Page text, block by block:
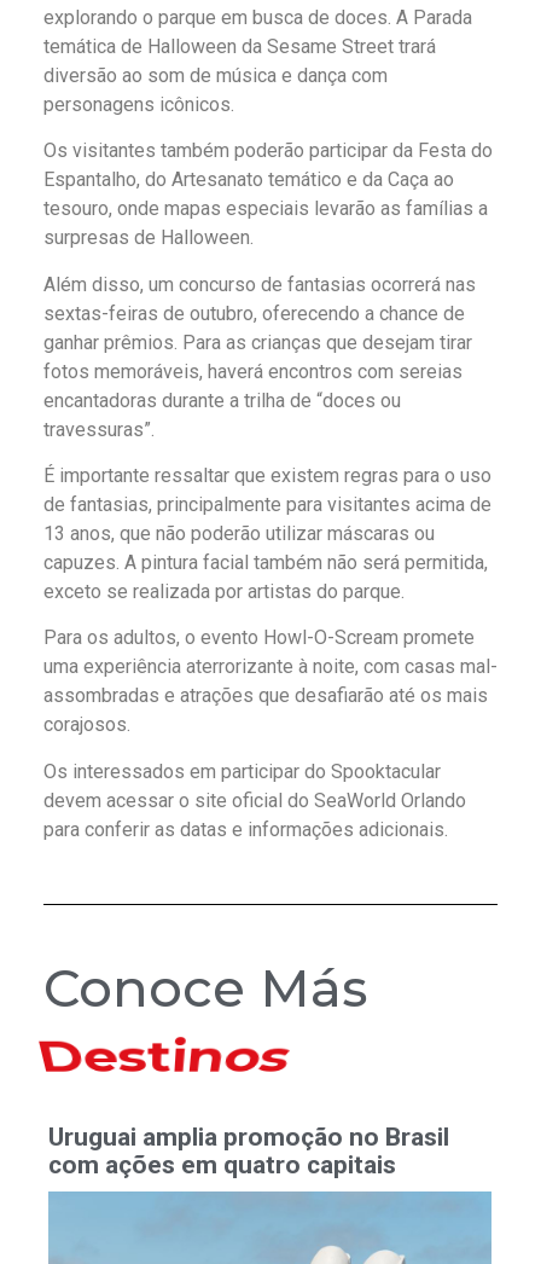
explorando o parque em busca de doces. A Parada
temática de Halloween da Sesame Street trará
diversão ao som de música e dança com
personagens icônicos.
Os visitantes também poderão participar da Festa do
Espantalho, do Artesanato temático e da Caça ao
tesouro, onde mapas especiais levarão as famílias a
surpresas de Halloween.
Além disso, um concurso de fantasias ocorrerá nas
sextas-feiras de outubro, oferecendo a chance de
ganhar prêmios. Para as crianças que desejam tirar
fotos memoráveis, haverá encontros com sereias
encantadoras durante a trilha de “doces ou
travessuras”.
É importante ressaltar que existem regras para o uso
de fantasias, principalmente para visitantes acima de
13 anos, que não poderão utilizar máscaras ou
capuzes. A pintura facial também não será permitida,
exceto se realizada por artistas do parque.
Para os adultos, o evento Howl-O-Scream promete
uma experiência aterrorizante à noite, com casas mal-
assombradas e atrações que desafiarão até os mais
corajosos.
Os interessados em participar do Spooktacular
devem acessar o site oficial do SeaWorld Orlando
para conferir as datas e informações adicionais.
Conoce Más
Hoteles
Uruguai amplia promoção no Brasil
com ações em quatro capitais